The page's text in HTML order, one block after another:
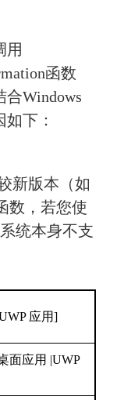
用
函数
Windows
下：
新版本（如
数，若您使
统本身不支
应用]
面应用 |UWP